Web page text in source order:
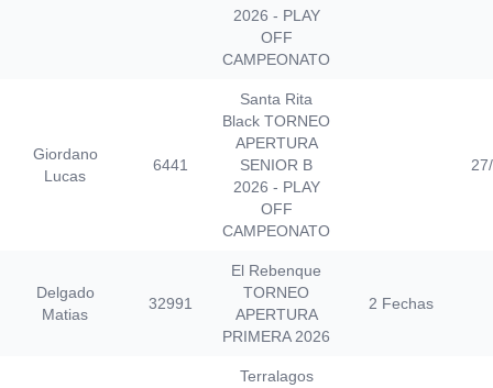
2026 - PLAY
OFF
CAMPEONATO
Giordano
Lucas
6441
Santa Rita
Black TORNEO
APERTURA
SENIOR B
2026 - PLAY
OFF
CAMPEONATO
Delgado
Matias
32991
El Rebenque
TORNEO
APERTURA
PRIMERA 2026
2 Fechas
Terralagos